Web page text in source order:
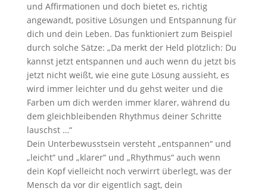
und Affirmationen und doch bietet es, richtig
angewandt, positive Lösungen und Entspannung für
dich und dein Leben. Das funktioniert zum Beispiel
durch solche Sätze: „Da merkt der Held plötzlich: Du
kannst jetzt entspannen und auch wenn du jetzt bis
jetzt nicht weißt, wie eine gute Lösung aussieht, es
wird immer leichter und du gehst weiter und die
Farben um dich werden immer klarer, während du
dem gleichbleibenden Rhythmus deiner Schritte
lauschst …“
Dein Unterbewusstsein versteht „entspannen“ und
„leicht“ und „klarer“ und „Rhythmus“ auch wenn
dein Kopf vielleicht noch verwirrt überlegt, was der
Mensch da vor dir eigentlich sagt, dein